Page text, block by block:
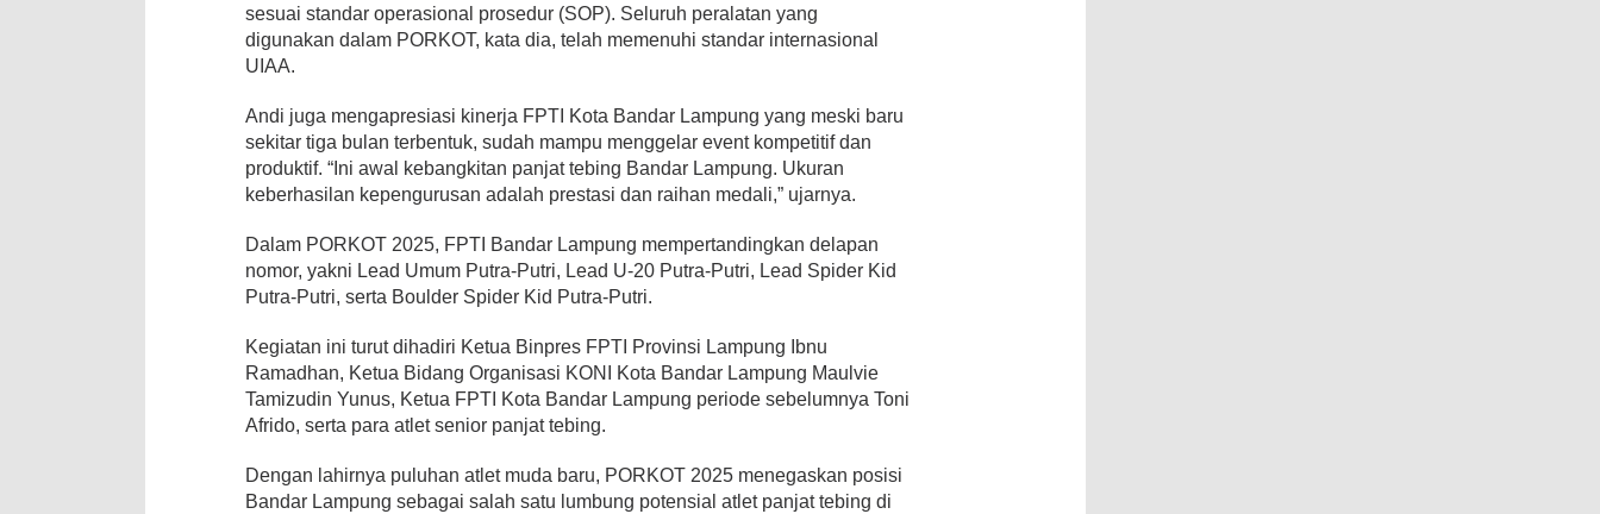
sesuai standar operasional prosedur (SOP). Seluruh peralatan yang
digunakan dalam PORKOT, kata dia, telah memenuhi standar internasional
UIAA.
Andi juga mengapresiasi kinerja FPTI Kota Bandar Lampung yang meski baru
sekitar tiga bulan terbentuk, sudah mampu menggelar event kompetitif dan
produktif. “Ini awal kebangkitan panjat tebing Bandar Lampung. Ukuran
keberhasilan kepengurusan adalah prestasi dan raihan medali,” ujarnya.
Dalam PORKOT 2025, FPTI Bandar Lampung mempertandingkan delapan
nomor, yakni Lead Umum Putra-Putri, Lead U-20 Putra-Putri, Lead Spider Kid
Putra-Putri, serta Boulder Spider Kid Putra-Putri.
Kegiatan ini turut dihadiri Ketua Binpres FPTI Provinsi Lampung Ibnu
Ramadhan, Ketua Bidang Organisasi KONI Kota Bandar Lampung Maulvie
Tamizudin Yunus, Ketua FPTI Kota Bandar Lampung periode sebelumnya Toni
Afrido, serta para atlet senior panjat tebing.
Dengan lahirnya puluhan atlet muda baru, PORKOT 2025 menegaskan posisi
Bandar Lampung sebagai salah satu lumbung potensial atlet panjat tebing di